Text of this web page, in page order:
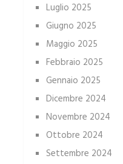
Luglio 2025
Giugno 2025
Maggio 2025
Febbraio 2025
Gennaio 2025
Dicembre 2024
Novembre 2024
Ottobre 2024
Settembre 2024